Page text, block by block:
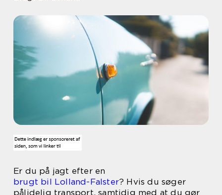
Er du på jagt efter en
brugt bil Lolland-Falster? Hvis du søger
pålidelig transport, samtidig med at du gør